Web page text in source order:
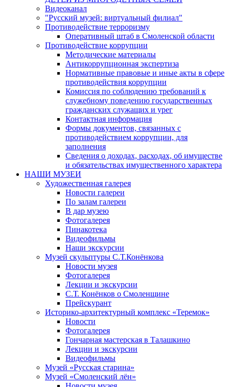
Видеоканал
"Русский музей: виртуальный филиал"
Противодействие терроризму
Оперативный штаб в Смоленской области
Противодействие коррупции
Методические материалы
Антикоррупционная экспертиза
Нормативные правовые и иные акты в сфере
противодействия коррупции
Комиссия по соблюдению требований к
служебному поведению государственных
гражданских служащих и урег
Контактная информация
Формы документов, связанных с
противодействием коррупции, для
заполнения
Сведения о доходах, расходах, об имуществе
и обязательствах имущественного характера
НАШИ МУЗЕИ
Художественная галерея
Новости галереи
По залам галереи
В дар музею
Фотогалерея
Пинакотека
Видеофильмы
Наши экскурсии
Музей скульптуры С.Т.Конёнкова
Новости музея
Фотогалерея
Лекции и экскурсии
С.Т. Конёнков о Смоленщине
Прейскурант
Историко-архитектурный комплекс «Теремок»
Новости
Фотогалерея
Гончарная мастерская в Талашкино
Лекции и экскурсии
Видеофильмы
Музей «Русская старина»
Музей «Смоленский лён»